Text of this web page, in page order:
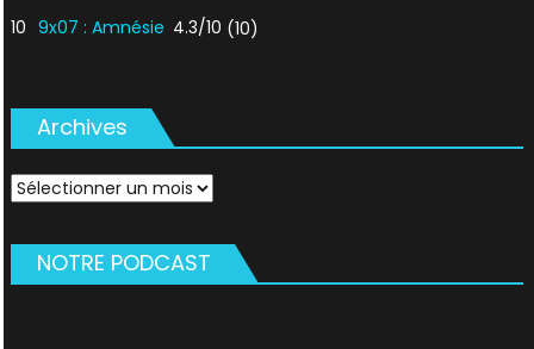
10 9x07 : Amnésie 4.3/10 (10)
Archives
Archives
NOTRE PODCAST